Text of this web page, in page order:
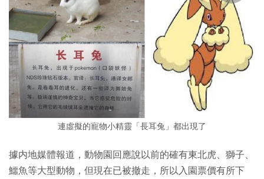
連虛擬的寵物小精靈「長耳兔」都出現了
據内地媒體報道，動物園回應說以前的確有東北虎、獅子、
鱷魚等大型動物，但現在已被撤走，所以入園票價有所下